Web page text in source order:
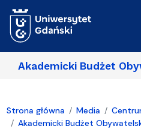
Akademicki Budżet
Strona główna Media
Akademicki Budżet